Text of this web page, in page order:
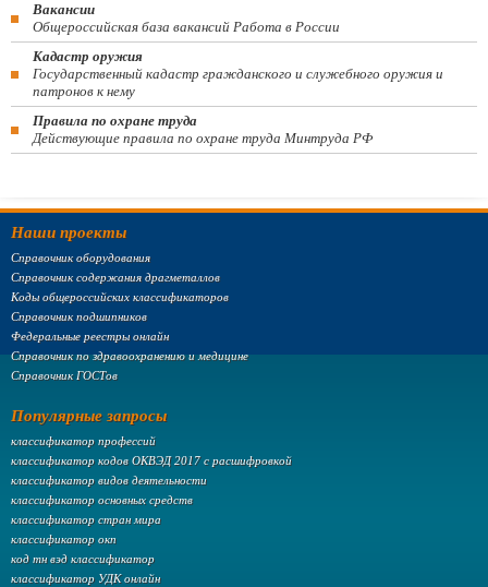
Вакансии
Общероссийская база вакансий Работа в России
Кадастр оружия
Государственный кадастр гражданского и служебного оружия и
патронов к нему
Правила по охране труда
Действующие правила по охране труда Минтруда РФ
Наши проекты
Справочник оборудования
Справочник содержания драгметаллов
Коды общероссийских классификаторов
Справочник подшипников
Федеральные реестры онлайн
Справочник по здравоохранению и медицине
Справочник ГОСТов
Популярные запросы
классификатор профессий
классификатор кодов ОКВЭД 2017 с расшифровкой
классификатор видов деятельности
классификатор основных средств
классификатор стран мира
классификатор окп
код тн вэд классификатор
классификатор УДК онлайн